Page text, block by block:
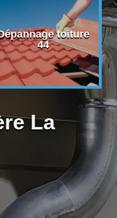
toiture
44
La